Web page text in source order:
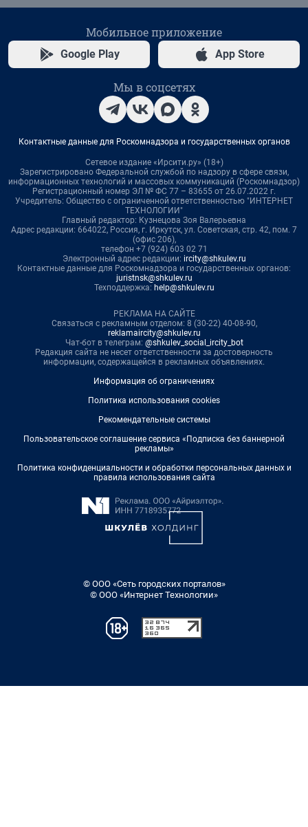
Мобильное приложение
Google Play App Store
Мы в соцсетях
Контактные данные для Роскомнадзора и государственных органов
Сетевое издание «Ирсити.ру» (18+)
Зарегистрировано Федеральной службой по надзору в сфере связи,
информационных технологий и массовых коммуникаций (Роскомнадзор)
Регистрационный номер ЭЛ № ФС 77 – 83655 от 26.07.2022 г.
Учредитель: Общество с ограниченной ответственностью "ИНТЕРНЕТ
ТЕХНОЛОГИИ"
Главный редактор: Кузнецова Зоя Валерьевна
Адрес редакции: 664022, Россия, г. Иркутск, ул. Советская, стр. 42, пом. 7
(офис 206),
телефон +7 (924) 603 02 71
Электронный адрес редакции: ircity@shkulev.ru
Контактные данные для Роскомнадзора и государственных органов:
juristnsk@shkulev.ru
Техподдержка: help@shkulev.ru
РЕКЛАМА НА САЙТЕ
Связаться с рекламным отделом: 8 (30-22) 40-08-90,
reklamaircity@shkulev.ru
Чат-бот в телеграм: @shkulev_social_ircity_bot
Редакция сайта не несет ответственности за достоверность
информации, содержащейся в рекламных объявлениях.
Информация об ограничениях
Политика использования cookies
Рекомендательные системы
Пользовательское соглашение сервиса «Подписка без баннерной
рекламы»
Политика конфиденциальности и обработки персональных данных и
правила использования сайта
© ООО «Сеть городских порталов»
© ООО «Интернет Технологии»